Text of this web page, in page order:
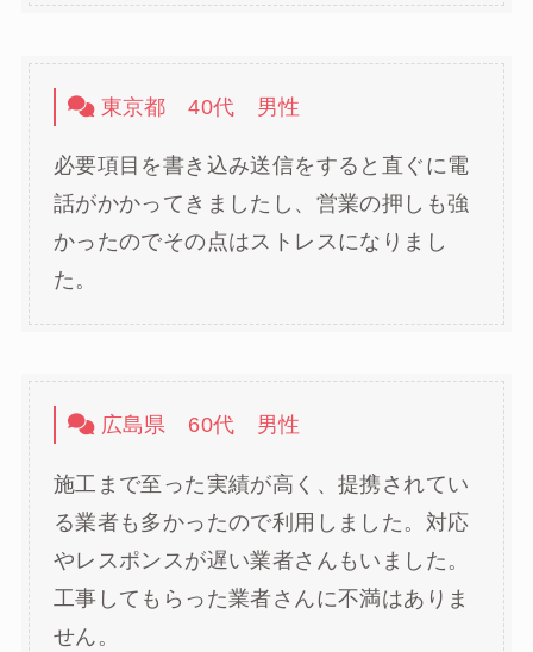
東京都 40代 男性
必要項目を書き込み送信をすると直ぐに電
話がかかってきましたし、営業の押しも強
かったのでその点はストレスになりまし
た。
広島県 60代 男性
施工まで至った実績が高く、提携されてい
る業者も多かったので利用しました。対応
やレスポンスが遅い業者さんもいました。
工事してもらった業者さんに不満はありま
せん。